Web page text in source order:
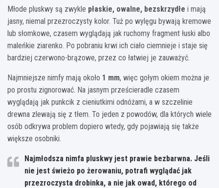
Młode pluskwy są zwykle płaskie, owalne, bezskrzydłe i mają
jasny, niemal przezroczysty kolor. Tuż po wylęgu bywają kremowe
lub słomkowe, czasem wyglądają jak ruchomy fragment łuski albo
maleńkie ziarenko. Po pobraniu krwi ich ciało ciemnieje i staje się
bardziej czerwono-brązowe, przez co łatwiej je zauważyć.
Najmniejsze nimfy mają około 1 mm, więc gołym okiem można je
po prostu zignorować. Na jasnym prześcieradle czasem
wyglądają jak punkcik z cieniutkimi odnóżami, a w szczelinie
drewna zlewają się z tłem. To jeden z powodów, dla których wiele
osób odkrywa problem dopiero wtedy, gdy pojawiają się także
większe osobniki.
Najmłodsza nimfa pluskwy jest prawie bezbarwna. Jeśli
nie jest świeżo po żerowaniu, potrafi wyglądać jak
przezroczysta drobinka, a nie jak owad, którego od